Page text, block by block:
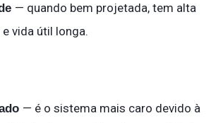
— quando bem projetada, tem alta
vida útil longa.
— é o sistema mais caro devido à